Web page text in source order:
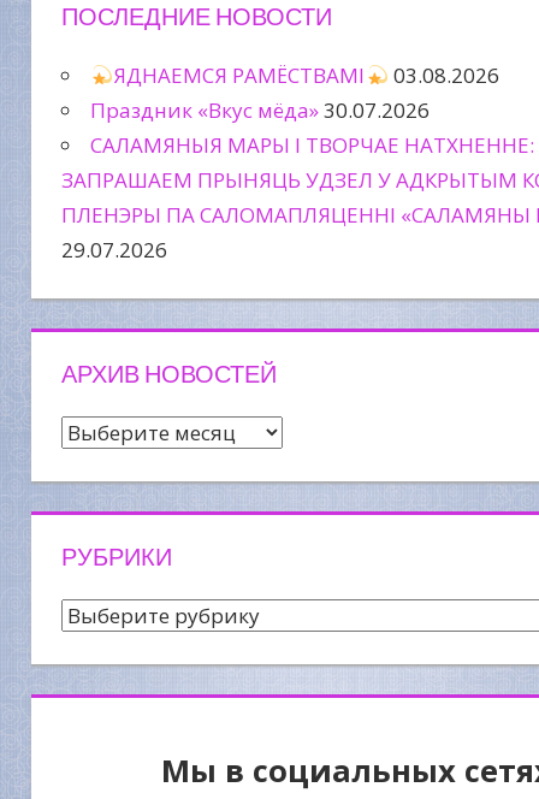
ПОСЛЕДНИЕ НОВОСТИ
ЯДНАЕМСЯ РАМЁСТВАМІ
03.08.2026
Праздник «Вкус мёда»30.07.2026
САЛАМЯНЫЯ МАРЫ І ТВОРЧАЕ НАТХНЕННЕ:
ЗАПРАШАЕМ ПРЫНЯЦЬ УДЗЕЛ У АДКРЫТЫМ
ПЛЕНЭРЫ ПА САЛОМАПЛЯЦЕННІ «САЛАМЯНЫ
29.07.2026
АРХИВ НОВОСТЕЙ
Архив
РУБРИКИ
Рубрики
Мы в социальных